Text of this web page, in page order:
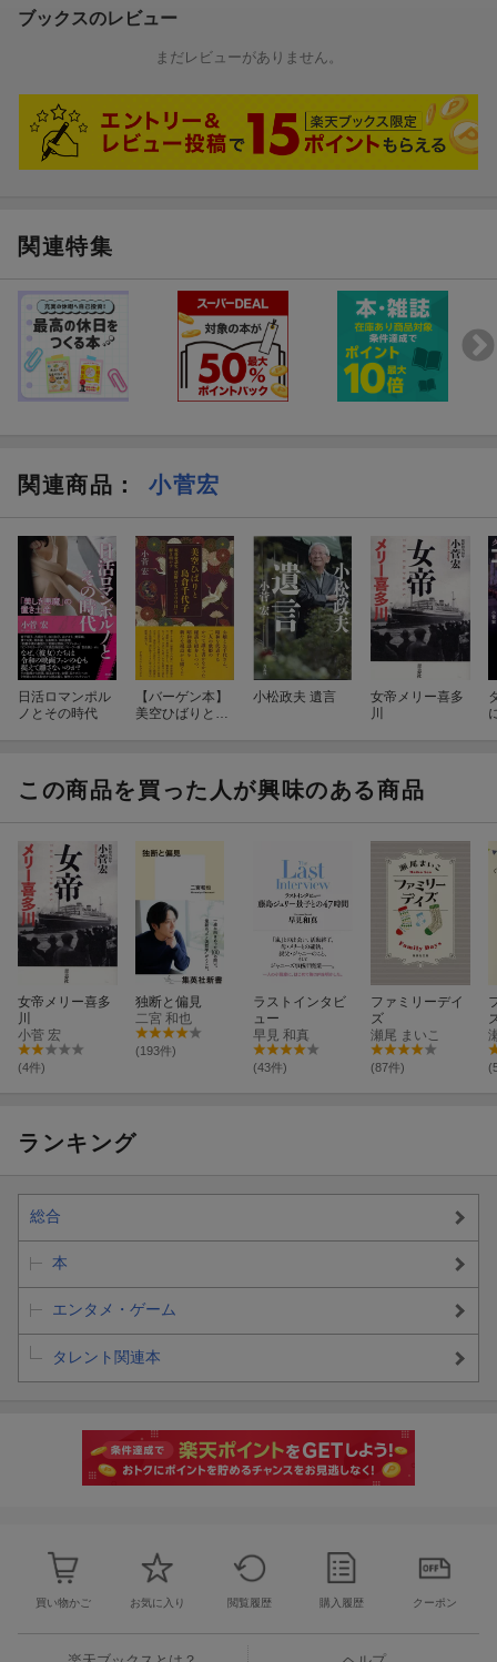
たのが本著新装増補版である。「裸になった少年たち」の副題
は、とかくヴェール（意図的な演出）に隠されたアイドルの自然
自然な形で表現するとの、本著企画者メリー喜多川の強い意志か
ら実現した。
小菅 宏
「ブック、です？ なんですかそれ」
の。このアイデア凄いでしょ。今までのジャパンのショービジネ
ス（芸能界）ではできなかったアイデアよ」
「プライベートなショットとネーム（本文）がジャニーズ・ファ
ミリーに絶対、受けると思う」
破天荒なアイデアはメリーの特質だ。
よみがえる。
目次：
本著の主旨
まえがきのまえがき 新装増補版に寄せて
「ショー・マスト・ゴー・オン」
「ジャニーズ面接の場」にいた私
日本初のショービジネス
「ジャニーズの始まり」のキッカケ
まえがき
第1章 ジャニーズ
感動的な誕生の真相
本格的な活動開始
育ての親ジャニーさん
泡沫タレントとは違う…
4人の曲が全米第1位に
それぞれの道
序の1
私の異論
本著執筆の経緯
思いもかけないメリーの提案
本場アメリカのショービジネス
他3本
第2章 フォーリーブス
ひとつの事件
公ちゃんの悲劇
マー坊の秘密
本著制作へのプロセス
そして真相を全公開
内部事情を初公開
5日間で書き上げた原稿
「嵐」以降の系譜
ブックスのレビュー
まだレビューがありません。
関連特集
関連商品 ： 小菅宏
日活ロマンポル
ノとその時代
【バーゲン本】
美空ひばりと島
かす
小松政夫 遺言
女帝メリー喜多
川
この商品を買った人が興味のある商品
女帝メリー喜多
川
小菅 宏
(4件)
独断と偏見
二宮 和也
(193件)
ラストインタビ
ュー
早見 和真
(43件)
ファミリーデイ
ズ
瀬尾 まいこ
(87件)
ランキング
総合
本
エンタメ・ゲーム
タレント関連本
買い物かご お気に入り 閲覧履歴 購入履歴 クーポン